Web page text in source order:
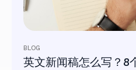
BLOG
英文新闻稿怎么写？8